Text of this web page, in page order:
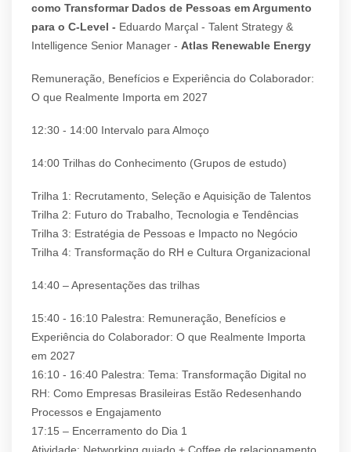
como Transformar Dados de Pessoas em Argumento
para o C-Level - Eduardo Marçal - Talent Strategy &
Intelligence Senior Manager - Atlas Renewable Energy
Remuneração, Benefícios e Experiência do Colaborador:
O que Realmente Importa em 2027
12:30 - 14:00 Intervalo para Almoço
14:00 Trilhas do Conhecimento (Grupos de estudo)
Trilha 1: Recrutamento, Seleção e Aquisição de Talentos
Trilha 2: Futuro do Trabalho, Tecnologia e Tendências
Trilha 3: Estratégia de Pessoas e Impacto no Negócio
Trilha 4: Transformação do RH e Cultura Organizacional
14:40 – Apresentações das trilhas
15:40 - 16:10 Palestra: Remuneração, Benefícios e
Experiência do Colaborador: O que Realmente Importa
em 2027
16:10 - 16:40 Palestra: Tema: Transformação Digital no
RH: Como Empresas Brasileiras Estão Redesenhando
Processos e Engajamento
17:15 – Encerramento do Dia 1